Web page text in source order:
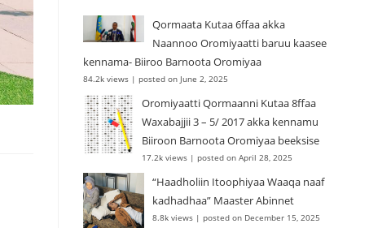
Qormaata Kutaa 6ffaa akka
Naannoo Oromiyaatti baruu kaasee
kennama- Biiroo Barnoota Oromiyaa
84.2k views | posted on June 2, 2025
Oromiyaatti Qormaanni Kutaa 8ffaa
Waxabajjii 3 – 5/ 2017 akka kennamu
Biiroon Barnoota Oromiyaa beeksise
17.2k views | posted on April 28, 2025
“Haadholiin Itoophiyaa Waaqa naaf
kadhadhaa” Maaster Abinnet
8.8k views | posted on December 15, 2025